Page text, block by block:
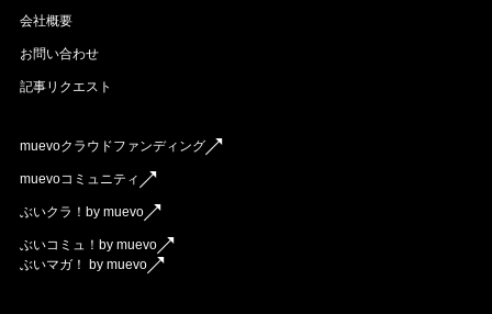
会社概要
お問い合わせ
記事リクエスト
muevoクラウドファンディング
muevoコミュニティ
ぶいクラ！by muevo
ぶいコミュ！by muevo
ぶいマガ！ by muevo